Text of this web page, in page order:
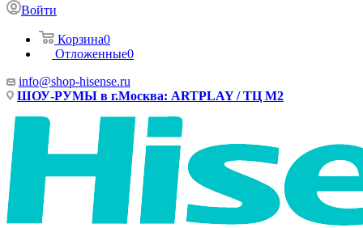
Войти
Корзина0
Отложенные0
info@shop-hisense.ru
ШОУ-РУМЫ в г.Москва: ARTPLAY / ТЦ М2